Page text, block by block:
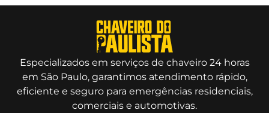
Especializados em serviços de chaveiro 24 horas
em São Paulo, garantimos atendimento rápido,
eficiente e seguro para emergências residenciais,
comerciais e automotivas.